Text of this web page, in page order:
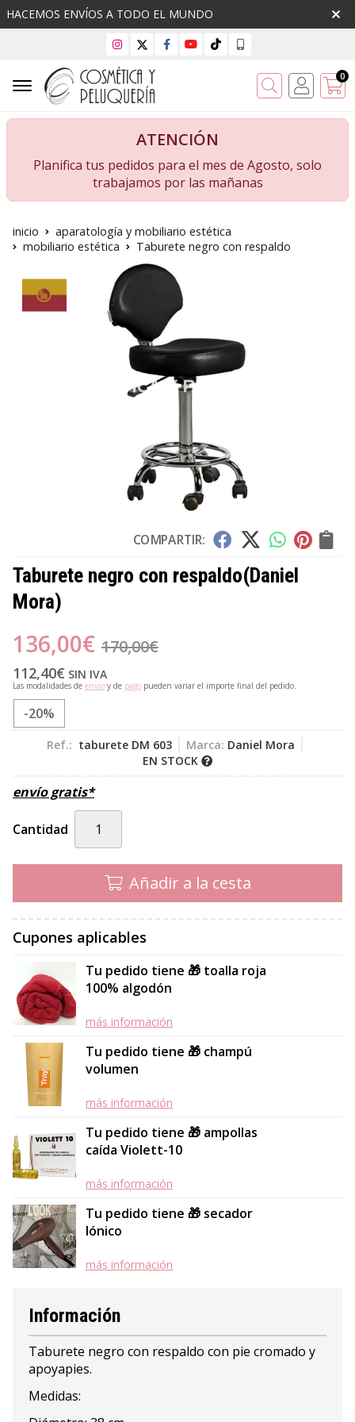
HACEMOS ENVÍOS A TODO EL MUNDO
Buscar 0
ATENCIÓN
Planifica tus pedidos para el mes de Agosto, solo
trabajamos por las mañanas
inicio
aparatología y mobiliario estética
mobiliario estética
Taburete negro con respaldo
COMPARTIR:
Taburete negro con respaldo(Daniel
Mora)
136,00€ 170,00€
112,40€ SIN IVA
Las modalidades de envío y de pago pueden variar el importe final del pedido.
-20%
Ref.: taburete DM 603 Marca: Daniel Mora
EN STOCK
envío gratis*
Cantidad
Añadir a la cesta
Cupones aplicables
Tu pedido tiene 🎁 toalla roja
100% algodón
más información
Tu pedido tiene 🎁 champú
volumen
más información
Tu pedido tiene 🎁 ampollas
caída Violett-10
más información
Tu pedido tiene 🎁 secador
Iónico
más información
Información
Taburete negro con respaldo con pie cromado y
apoyapies.
Medidas: